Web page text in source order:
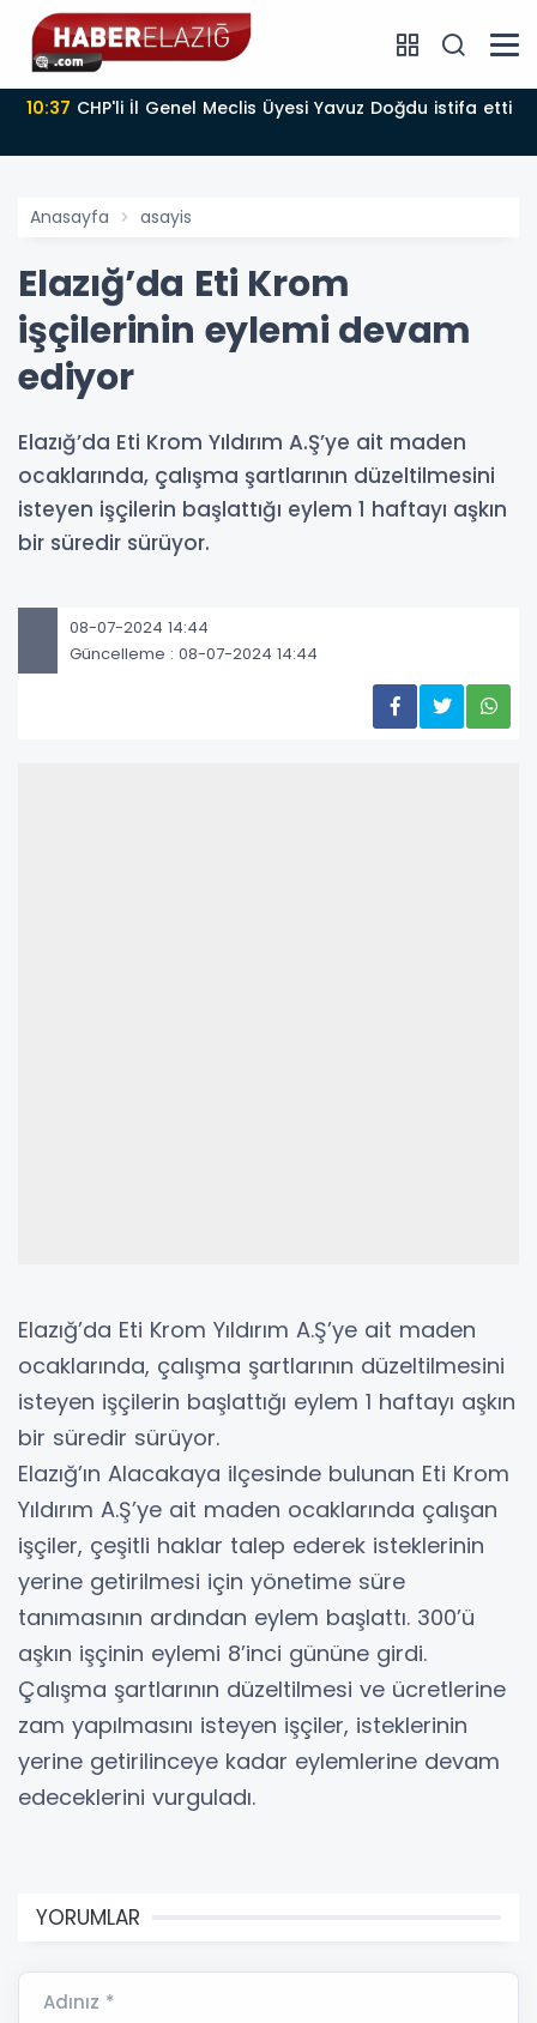
10:37 CHP'li İl Genel Meclis Üyesi Yavuz Doğdu istifa etti
Anasayfa asayis
Elazığ’da Eti Krom
işçilerinin eylemi devam
ediyor
Elazığ’da Eti Krom Yıldırım A.Ş’ye ait maden
ocaklarında, çalışma şartlarının düzeltilmesini
isteyen işçilerin başlattığı eylem 1 haftayı aşkın
bir süredir sürüyor.
08-07-2024 14:44
Güncelleme : 08-07-2024 14:44
Elazığ’da Eti Krom Yıldırım A.Ş’ye ait maden
ocaklarında, çalışma şartlarının düzeltilmesini
isteyen işçilerin başlattığı eylem 1 haftayı aşkın
bir süredir sürüyor.
Elazığ’ın Alacakaya ilçesinde bulunan Eti Krom
Yıldırım A.Ş’ye ait maden ocaklarında çalışan
işçiler, çeşitli haklar talep ederek isteklerinin
yerine getirilmesi için yönetime süre
tanımasının ardından eylem başlattı. 300’ü
aşkın işçinin eylemi 8’inci gününe girdi.
Çalışma şartlarının düzeltilmesi ve ücretlerine
zam yapılmasını isteyen işçiler, isteklerinin
yerine getirilinceye kadar eylemlerine devam
edeceklerini vurguladı.
YORUMLAR
Adınız *